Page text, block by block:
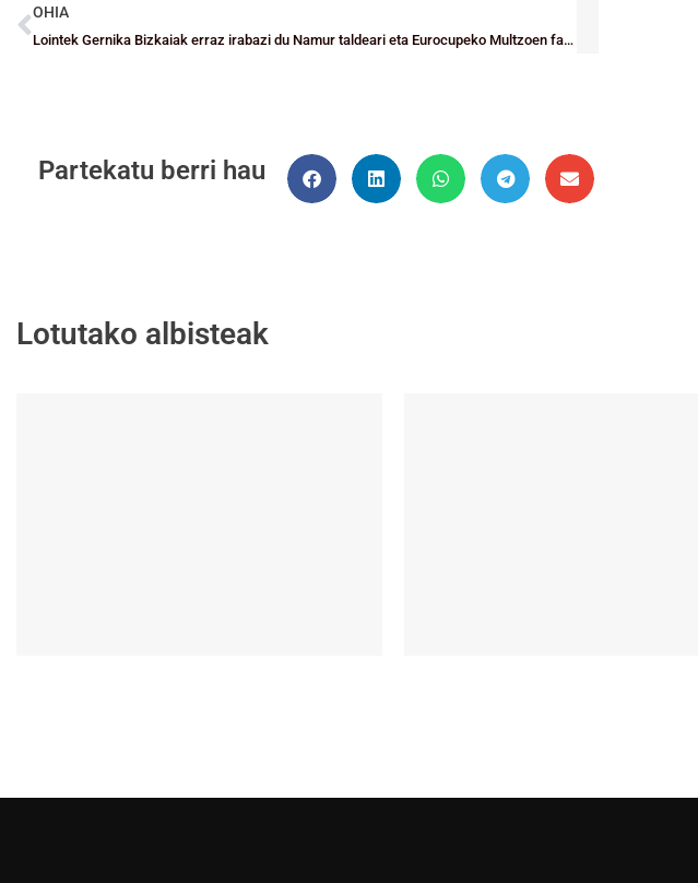
OHIA
Lointek Gernika Bizkaiak erraz irabazi du Namur taldeari eta Eurocupeko Multzoen fasea hurbil dauka
Partekatu berri hau
Lotutako albisteak